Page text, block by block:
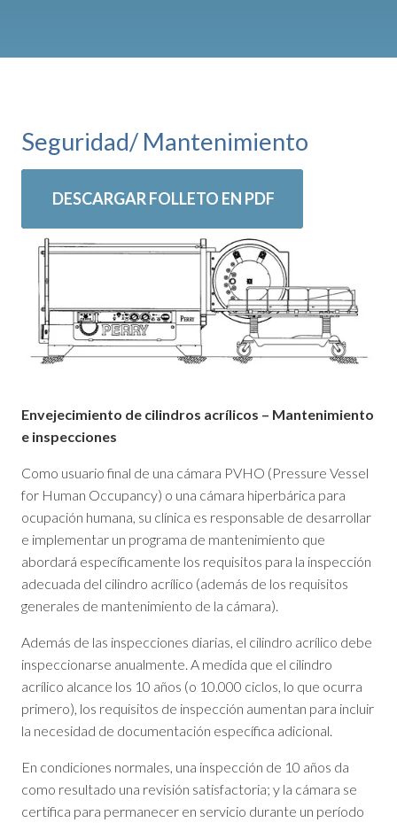
Seguridad/ Mantenimiento
DESCARGAR FOLLETO EN PDF
Envejecimiento de cilindros acrílicos – Mantenimiento
e inspecciones
Como usuario final de una cámara PVHO (Pressure Vessel
for Human Occupancy) o una cámara hiperbárica para
ocupación humana, su clínica es responsable de desarrollar
e implementar un programa de mantenimiento que
abordará específicamente los requisitos para la inspección
adecuada del cilindro acrílico (además de los requisitos
generales de mantenimiento de la cámara).
Además de las inspecciones diarias, el cilindro acrílico debe
inspeccionarse anualmente. A medida que el cilindro
acrílico alcance los 10 años (o 10.000 ciclos, lo que ocurra
primero), los requisitos de inspección aumentan para incluir
la necesidad de documentación específica adicional.
En condiciones normales, una inspección de 10 años da
como resultado una revisión satisfactoria; y la cámara se
certifica para permanecer en servicio durante un período